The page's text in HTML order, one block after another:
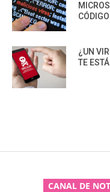
¿UN
TE
CANAL DE